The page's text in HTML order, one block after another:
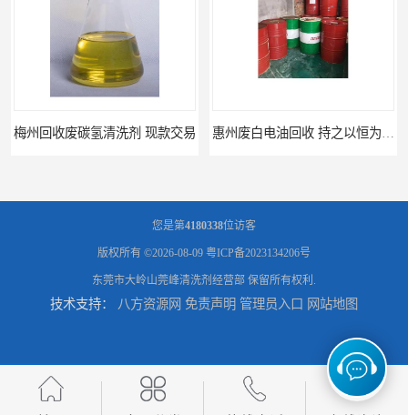
惠州废白电油回收 持之以恒为客户服务 清远废碳氢清洗剂回收 诚信为先
广州回收废UV光油，废UV光油回收价格多少 石龙回收废三氯乙烯，废除油水回收处置
您是第4180338位访客
版权所有 ©2026-08-09 粤ICP备2023134206号
东莞市大岭山莞峰清洗剂经营部 保留所有权利.
技术支持： 八方资源网 免责声明 管理员入口 网站地图